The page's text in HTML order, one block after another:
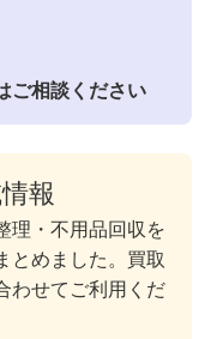
ご相談ください
報
理・不用品回収を
とめました。買取
わせてご利用くだ